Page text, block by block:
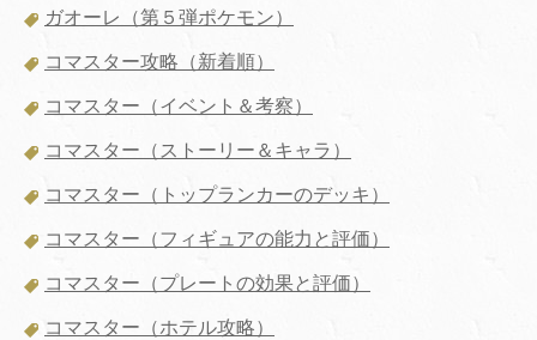
ガオーレ（第５弾ポケモン）
コマスター攻略（新着順）
コマスター（イベント＆考察）
コマスター（ストーリー＆キャラ）
コマスター（トップランカーのデッキ）
コマスター（フィギュアの能力と評価）
コマスター（プレートの効果と評価）
コマスター（ホテル攻略）